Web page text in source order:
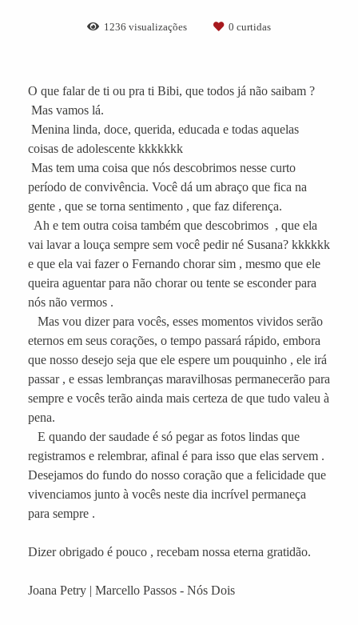
1236 visualizações 0 curtidas
O que falar de ti ou pra ti Bibi, que todos já não saibam ?
Mas vamos lá.
Menina linda, doce, querida, educada e todas aquelas
coisas de adolescente kkkkkkk
Mas tem uma coisa que nós descobrimos nesse curto
período de convivência. Você dá um abraço que fica na
gente , que se torna sentimento , que faz diferença.
Ah e tem outra coisa também que descobrimos , que ela
vai lavar a louça sempre sem você pedir né Susana? kkkkkk
e que ela vai fazer o Fernando chorar sim , mesmo que ele
queira aguentar para não chorar ou tente se esconder para
nós não vermos .
Mas vou dizer para vocês, esses momentos vividos serão
eternos em seus corações, o tempo passará rápido, embora
que nosso desejo seja que ele espere um pouquinho , ele irá
passar , e essas lembranças maravilhosas permanecerão para
sempre e vocês terão ainda mais certeza de que tudo valeu à
pena.
E quando der saudade é só pegar as fotos lindas que
registramos e relembrar, afinal é para isso que elas servem .
Desejamos do fundo do nosso coração que a felicidade que
vivenciamos junto à vocês neste dia incrível permaneça
para sempre .
Dizer obrigado é pouco , recebam nossa eterna gratidão.
Joana Petry | Marcello Passos - Nós Dois